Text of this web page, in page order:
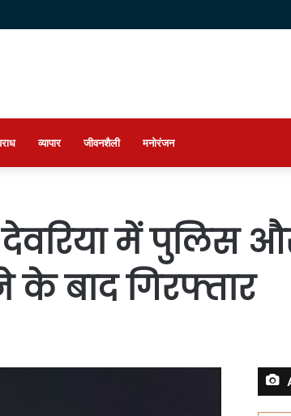
व्यापार जीवनशैली मनोरंजन
में पुलिस
बाद गिरफ्तार